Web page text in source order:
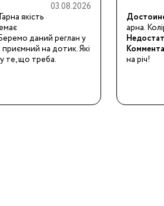
03.08.2026
Гарна якість
даний реглан у
на дотик. Які
те, що треба.
арна.
на річ!